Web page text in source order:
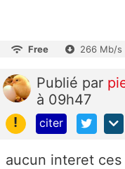
Free 266 Mb/s
Publié par
à 09h47
!
citer
aucun interet